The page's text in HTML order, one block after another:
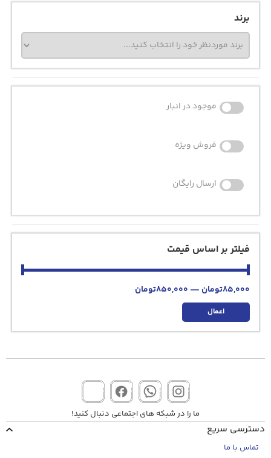
برند
موجود در انبار
فروش ویژه
ارسال رایگان
فیلتر بر اساس قیمت
85,000تومان —
850,000تومان
اعمال
ما را در شبکه های اجتماعی دنبال کنید!
دسترسی سریع
تماس با ما